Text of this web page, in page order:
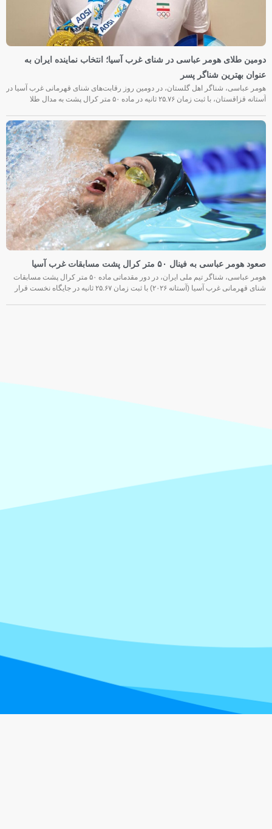
دومین طلای هومر عباسی در شنای غرب آسیا؛ انتخاب نماینده ایران به
عنوان بهترین شناگر پسر
هومر عباسی، شناگر اهل گلستان، در دومین روز رقابت‌های شنای قهرمانی غرب آسیا در
آستانه قزاقستان، با ثبت زمان ۲۵.۷۶ ثانیه در ماده ۵۰ متر کرال پشت به مدال طلا
صعود هومر عباسی به فینال ۵۰ متر کرال پشت مسابقات غرب آسیا
هومر عباسی، شناگر تیم ملی ایران، در دور مقدماتی ماده ۵۰ متر کرال پشت مسابقات
شنای قهرمانی غرب آسیا (آستانه ۲۰۲۶) با ثبت زمان ۲۵.۶۷ ثانیه در جایگاه نخست قرار